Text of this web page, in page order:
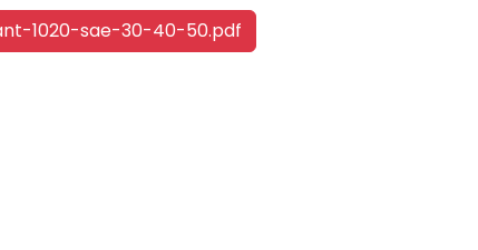
1020-sae-30-40-50.pdf